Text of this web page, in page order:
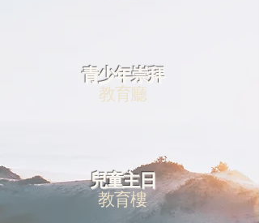
​青少年崇拜
​教育廳
​兒童主日
​教育樓